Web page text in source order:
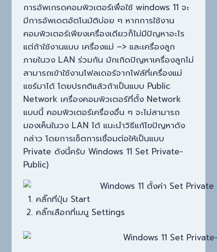
การอัพเกรดคอมพิวเตอร์เพื่อใช้ windows 11 จะ
มีการอัพเดตอัตโนมัติบ่อย ๆ หากการใช้งาน
คอมพิวเตอร์เพียงเครื่องเดียวก็ไม่มีปัญหาอะไร
แต่ถ้าใช้งานแบบ เครื่องแม่ –> และเครื่องลูก
ภายในวง LAN ร่วมกัน มักเกิดปัญหาเครื่องลูกไม่
สามารถเข้าใช้งานโฟลเดอร์จากไฟล์ที่เครื่องแม่
แชร์มาได้ โดยปรกติแล้วถ้าเป็นแบบ Public
Network เครื่องคอมพิวเตอร์ที่ตั้ง Network
แบบนี้ คอมพิวเตอร์เครื่องอื่น ๆ จะไม่สามารถ
มองเห็นในวง LAN ได้ แนะนำวิธีแก้ไขปัญหาดัง
กล่าว โดยการเซ็ตการเชื่อมต่อให้เป็นแบบ
Private ดังนี้ครับ Windows 11 Set Private-
Public)
คลิ๊กที่ปุ่ม Start
คลิ๊กเลือกที่เมนู Settings